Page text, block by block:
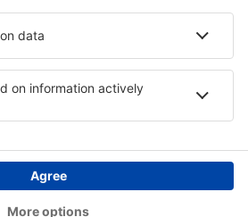
Země
web-stránky
eDestinos.com